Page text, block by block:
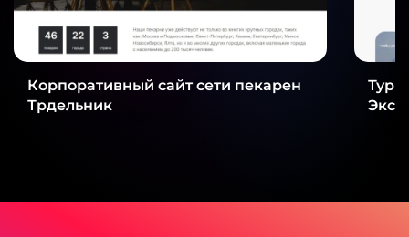
Корпоративный сайт сети пекарен
Трдельник